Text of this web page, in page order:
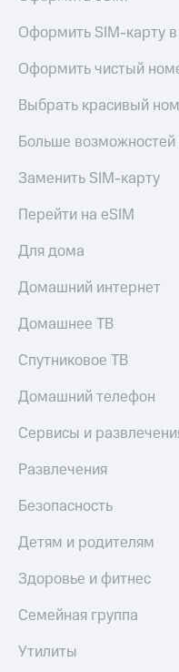
Оформить SIM-карту
Оформить чистый
Выбрать красивый
Больше
Заменить SIM-карту
Перейти на eSIM
Для дома
Домашний интернет
Домашнее ТВ
Спутниковое ТВ
Домашний телефон
Сервисы и
Развлечения
Безопасность
Детям и родителям
Здоровье и фитнес
Семейная группа
Утилиты